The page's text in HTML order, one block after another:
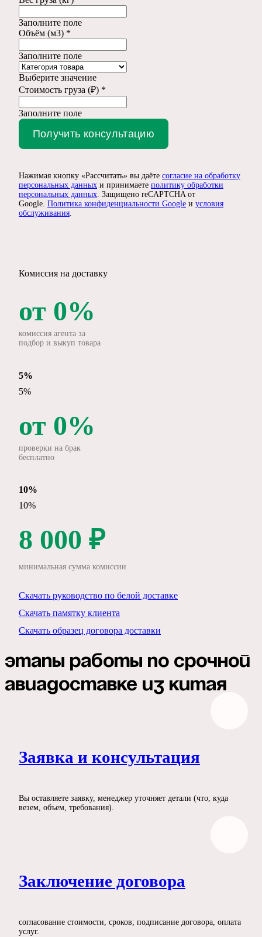
Заполните поле
Объём (м3) *
Заполните поле
Выберите значение
Стоимость груза (₽) *
Заполните поле
Получить консультацию
Нажимая кнопку «Рассчитать» вы даёте согласие на обработку
персональных данных и принимаете политику обработки
персональных данных. Защищено reCAPTCHA от
Google. Политика конфиденциальности Google и условия
обслуживания.
Комиссия на доставку
от 0%
комиссия агента за
подбор и выкуп товара
5%
5%
от 0%
проверки на брак
бесплатно
10%
10%
8 000 ₽
минимальная сумма комиссии
Скачать руководство по белой доставке
Скачать памятку клиента
Скачать образец договора доставки
Этапы работы по срочной
авиадоставке из Китая
Заявка и консультация
Вы оставляете заявку, менеджер уточняет детали (что, куда
везем, объем, требования).
Заключение договора
согласование стоимости, сроков; подписание договора, оплата
услуг.